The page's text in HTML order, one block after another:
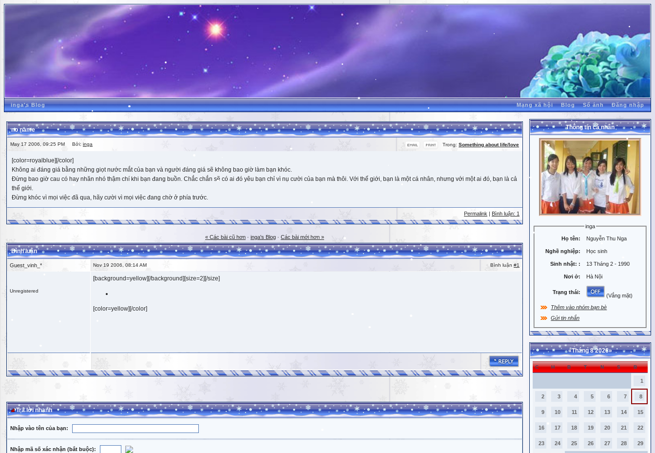
inga's Blog Mạng xã hội Blog Sổ ảnh Đăng nhập
no name
Trong: Something about life/love
May 17 2006, 09:25 PM Bởi: inga
[color=royalblue][/color]
Không ai đáng giá bằng những giọt nước mắt của bạn và người đáng giá sẽ không bao giờ làm bạn khóc.
Đừng bao giờ cau có hay nhăn nhó thậm chí khi bạn đang buồn. Chắc chắn sẽ có ai đó yêu bạn chỉ vì nụ cười của bạn mà thôi. Với thế giới, bạn là một cá nhân, nhưng với một ai đó, bạn là cả
thế giới.
Đừng khóc vì mọi việc đã qua, hãy cười vì mọi việc đang chờ ở phía trước.
Permalink Bình luận: 1
« Các bài cũ hơn · inga's Blog · Các bài mới hơn »
Bình luận
Guest_vinh_* Nov 19 2006, 08:14 AM Bình luận #1
Unregistered
[background=yellow][/background][size=2][/size]
[color=yellow][/color]
Trả lời nhanh
Nhập vào tên của bạn:
Nhập mã số xác nhận (bắt buộc):
Thông tin cá nhân
inga
Họ tên: Nguyễn Thu Nga
Nghề nghiệp: Học sinh
Sinh nhật: : 13 Tháng 2 - 1990
Nơi ở: Hà Nội
Trạng thái:
(Vắng mặt)
Thêm vào nhóm bạn bè
Gửi tin nhắn
«Tháng 8 2026»
C H B T N S B
1
2 3 4 5 6 7 8
9 10 11 12 13 14 15
16 17 18 19 20 21 22
23 24 25 26 27 28 29